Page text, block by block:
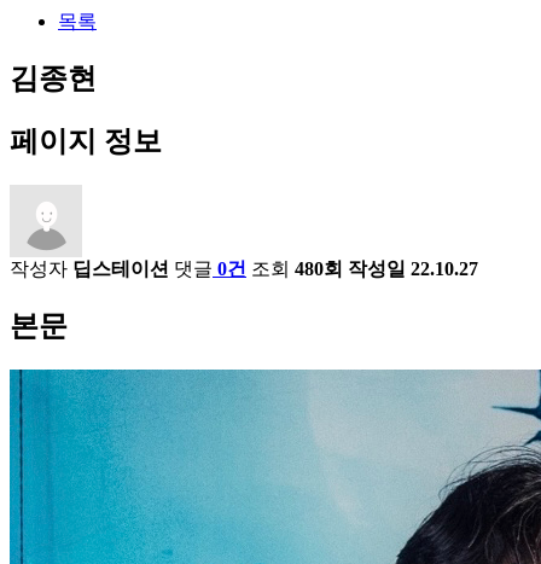
목록
김종현
페이지 정보
작성자 딥스테이션 댓글 0건 조회 480회 작성일 22.10.27
본문